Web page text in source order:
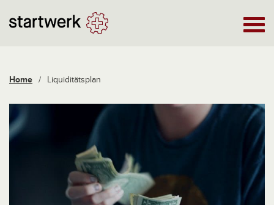
Home / Liquiditätsplan